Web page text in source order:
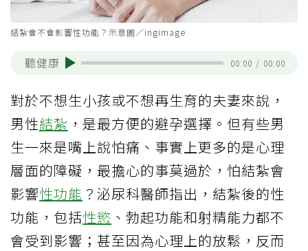
結紮會不會影響性功能？示意圖／ingimage
聽健康 00:00 / 00:00
對於不想生小孩或不想再生育的夫妻來說，
男性結紮 ，是最方便的避孕選擇。但有些男
生一來是嘴上說怕痛、事實上更多的是心理
層面的障礙，最擔心的事莫過於，怕結紮會
影響性功能 ？泌尿科醫師指出，結紮後的性
功能，包括性慾 、勃起功能和射精能力都不
會受到影響；甚至因為心理上的放鬆，反而